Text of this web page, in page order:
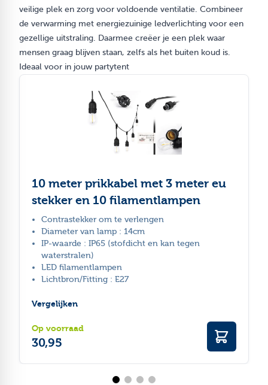
veilige plek en zorg voor voldoende ventilatie. Combineer
de verwarming met energiezuinige ledverlichting voor een
gezellige uitstraling. Daarmee creëer je een plek waar
mensen graag blijven staan, zelfs als het buiten koud is.
Ideaal voor in jouw partytent
10 meter prikkabel met 3 meter eu
stekker en 10 filamentlampen
Contrastekker om te verlengen
Diameter van lamp : 14cm
IP-waarde : IP65 (stofdicht en kan tegen
waterstralen)
LED filamentlampen
Lichtbron/Fitting : E27
Vergelijken
Op voorraad
30,95